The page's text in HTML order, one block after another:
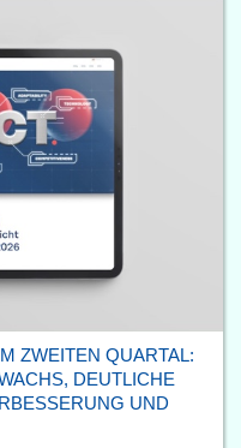
ZWEITEN QUARTAL:
DEUTLICHE
UND